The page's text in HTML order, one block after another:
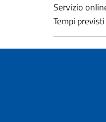
Servizio
Tempi